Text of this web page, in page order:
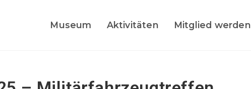
Museum Aktivitäten Mitglied werden